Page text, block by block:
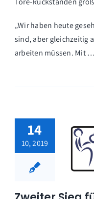
„Wir haben heute
sind, aber gleichzeitig
arbeiten müssen. Mit …
14
10, 2019